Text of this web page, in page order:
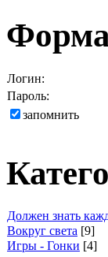
Логин:
Пароль:
запомнить
Должен знать
Вокруг света [9]
Игры - Гонки [4]